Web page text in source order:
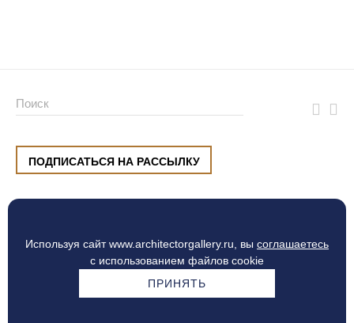
Используя сайт www.architectorgallery.ru, вы соглашаетесь
с использованием файлов cookie
ПРИНЯТЬ
ПОДПИСАТЬСЯ НА РАССЫЛКУ
ул. Малышева, 8, Екатеринбург
Процесс оплаты